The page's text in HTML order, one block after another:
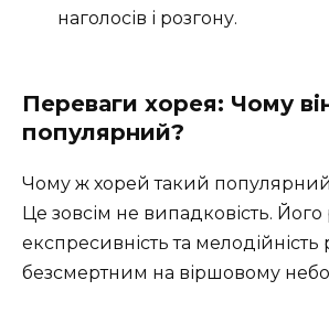
наголосів і розгону.
Переваги хорея: Чому
популярний?
Чому ж хорей такий популярний
Це зовсім не випадковість. Його
експресивність та мелодійність
безсмертним на віршовому